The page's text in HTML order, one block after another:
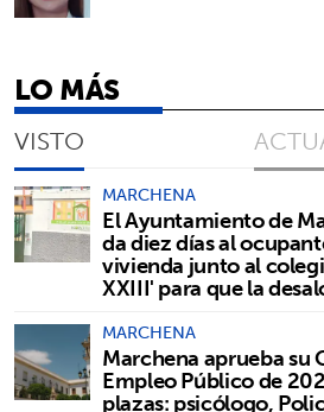
LO MÁS
VISTO
MARCHENA
El Ayuntamiento de
da diez días al
vivienda junto al
XXIII' para que la
MARCHENA
Marchena aprueba su
Empleo Público de
plazas: psicólogo,